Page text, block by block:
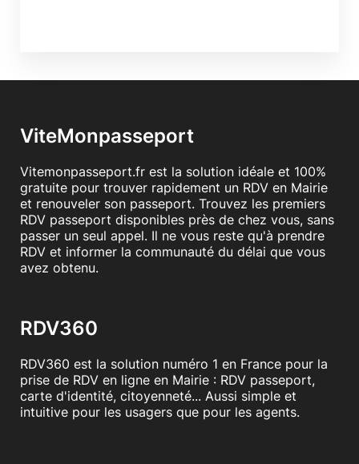
ViteMonpasseport
Vitemonpasseport.fr est la solution idéale et 100%
gratuite pour trouver rapidement un RDV en Mairie
et renouveler son passeport. Trouvez les premiers
RDV passeport disponibles près de chez vous, sans
passer un seul appel. Il ne vous reste qu'à prendre
RDV et informer la communauté du délai que vous
avez obtenu.
RDV360
RDV360 est la solution numéro 1 en France pour la
prise de RDV en ligne en Mairie : RDV passeport,
carte d'identité, citoyenneté... Aussi simple et
intuitive pour les usagers que pour les agents.